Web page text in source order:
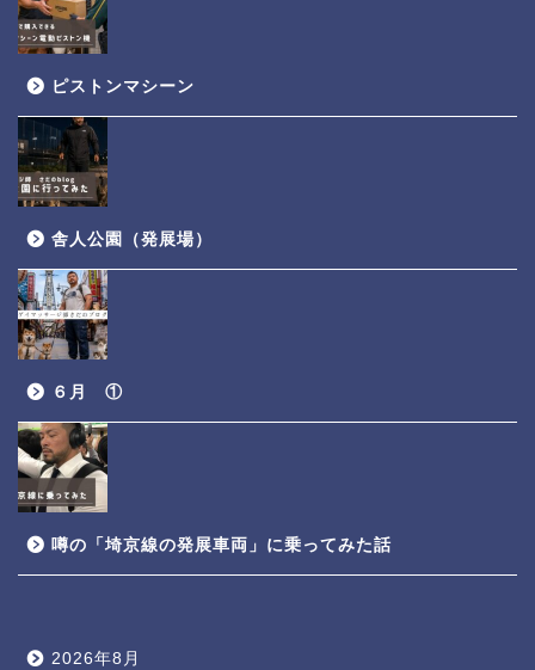
ピストンマシーン
舎人公園（発展場）
６月 ①
噂の「埼京線の発展車両」に乗ってみた話
2026年8月